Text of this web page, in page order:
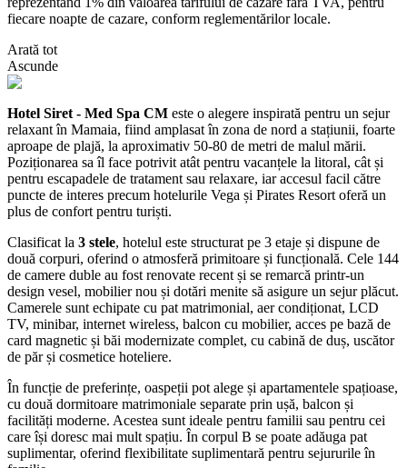
fiecare noapte de cazare, conform reglementărilor locale.
Arată tot
Ascunde
Hotel Siret - Med Spa CM este o alegere inspirată pentru un sejur
relaxant în Mamaia, fiind amplasat în zona de nord a stațiunii, foarte
aproape de plajă, la aproximativ 50-80 de metri de malul mării.
Poziționarea sa îl face potrivit atât pentru vacanțele la litoral, cât și
pentru escapadele de tratament sau relaxare, iar accesul facil către
puncte de interes precum hotelurile Vega și Pirates Resort oferă un
plus de confort pentru turiști.
Clasificat la 3 stele, hotelul este structurat pe 3 etaje și dispune de
două corpuri, oferind o atmosferă primitoare și funcțională. Cele 144
de camere duble au fost renovate recent și se remarcă printr-un
design vesel, mobilier nou și dotări menite să asigure un sejur plăcut.
Camerele sunt echipate cu pat matrimonial, aer condiționat, LCD
TV, minibar, internet wireless, balcon cu mobilier, acces pe bază de
card magnetic și băi modernizate complet, cu cabină de duș, uscător
de păr și cosmetice hoteliere.
În funcție de preferințe, oaspeții pot alege și apartamentele spațioase,
cu două dormitoare matrimoniale separate prin ușă, balcon și
facilități moderne. Acestea sunt ideale pentru familii sau pentru cei
care își doresc mai mult spațiu. În corpul B se poate adăuga pat
suplimentar, oferind flexibilitate suplimentară pentru sejururile în